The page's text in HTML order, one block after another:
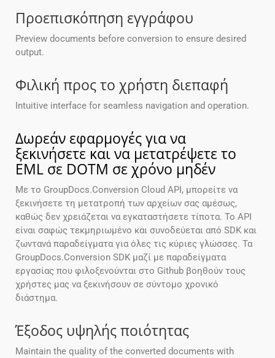
Προεπισκόπηση εγγράφου
Preview documents before conversion to ensure desired
output.
Φιλική προς το χρήστη διεπαφή
Intuitive interface for seamless navigation and operation.
Δωρεάν εφαρμογές για να
ξεκινήσετε και να μετατρέψετε το
EML σε DOTM σε χρόνο μηδέν
Με το GroupDocs.Conversion Cloud API, μπορείτε να
ξεκινήσετε τη μετατροπή των αρχείων σας αμέσως,
καθώς δεν χρειάζεται να εγκαταστήσετε τίποτα. Το API
είναι σαφώς τεκμηριωμένο και συνοδεύεται από SDK και
ζωντανά παραδείγματα για όλες τις κύριες γλώσσες. Τα
GroupDocs.Conversion SDK μαζί με παραδείγματα
εργασίας που φιλοξενούνται στο Github βοηθούν τους
χρήστες μας να ξεκινήσουν σε σύντομο χρονικό
διάστημα.
Έξοδος υψηλής ποιότητας
Maintain the quality of the converted documents with